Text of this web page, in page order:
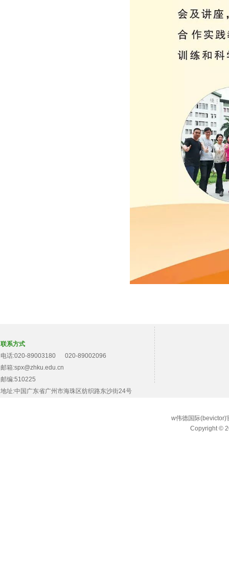
联系方式
电话:020-89003180 020-89002096
邮箱:spx@zhku.edu.cn
邮编:510225
地址:中国广东省广州市海珠区纺织路东沙街24号
w伟德国际(bevictor)
Copyright ©